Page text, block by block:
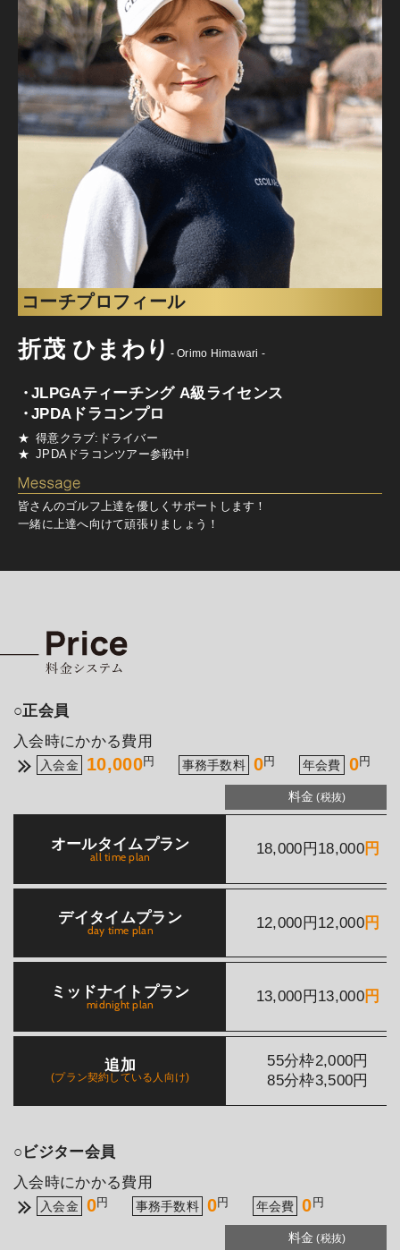
コーチプロフィール
折茂 ひまわり - Orimo Himawari -
JLPGAティーチング A級ライセンス
JPDAドラコンプロ
得意クラブ:ドライバー
JPDAドラコンツアー参戦中!
皆さんのゴルフ上達を優しくサポートします！
一緒に上達へ向けて頑張りましょう！
○正会員
入会時にかかる費用
入会金 10,000円 事務手数料 0円 年会費 0円
料金 (税抜)
オールタイムプラン
all time plan 18,000 円 18,000円
デイタイムプラン
day time plan 12,000 円 12,000円
ミッドナイトプラン
midnight plan 13,000 円 13,000円
追加
(プラン契約している人向け)
55分枠2,000円
85分枠3,500円
○ビジター会員
入会時にかかる費用
入会金 0円 事務手数料 0円 年会費 0円
料金 (税抜)